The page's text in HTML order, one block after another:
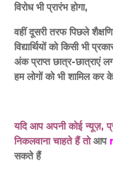
विरोध भी प्रारंभ होगा,
वहीं दूसरी तरफ पिछले
विद्यार्थियों को किसी भी
अंक प्राप्त छात्र-छात्राएं
हम लोगों को भी शामिल कर
यदि आप अपनी कोई न्यूज़,
निकलवाना चाहते हैं तोआप
सकते हैं